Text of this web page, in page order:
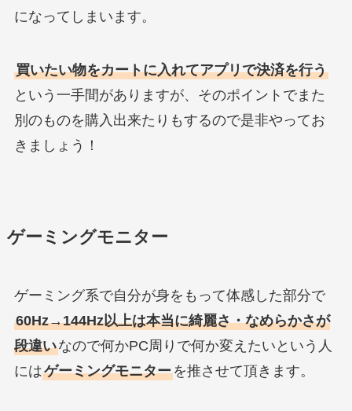
になってしまいます。
買いたい物をカートに入れてアプリで決済を行う
という一手間がありますが、そのポイントでまた
別のものを購入出来たりもするので是非やってお
きましょう！
ゲーミングモニター
ゲーミング系で自分が身をもって体感した部分で
60Hz→144Hz以上は本当に綺麗さ・なめらかさが
段違いなので何かPC周りで何か変えたいという人
にはゲーミングモニターを推させて頂きます。